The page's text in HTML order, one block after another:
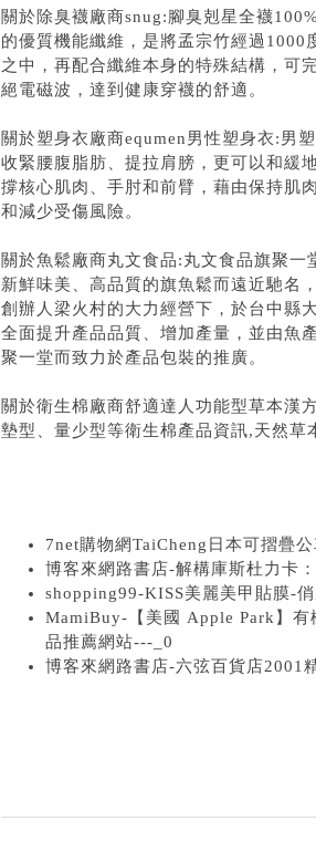
關於除臭襪廠商snug: 腳臭剋星全襪
的優質機能纖維，是將孟宗竹經過1000
之中，再配合纖維本身的特殊結構，可
絕電磁波，達到健康穿襪的舒適。
關於塑身衣廠商equmen男性塑身衣:男
收緊腰腹脂肪、提拉肩膀，更可以和緩
撐核心肌肉、手肘和前臂，藉由保持肌
和減少受傷風險。
關於魚鬆廠商丸文食品:丸文食品旗聚一
新鮮味美、高品質的旗魚鬆而遠近馳名
創辦人梁火村的大力經營下，於台中縣
全面提升產品品質、增加產量，並由魚
聚一堂而致力於產品包裝的推廣。
關於衛生棉廠商舒適達人 功能型草本漢
墊型、量少型等衛生棉產品資訊,天然草
7net購物網TaiCheng日本可摺疊
博客來網路書店-解構庫斯杜力卡
shopping99-KISS美麗美甲貼膜-
MamiBuy-【美國 Apple Park】
品推薦網站---_0
博客來網路書店-六弦百貨店2001